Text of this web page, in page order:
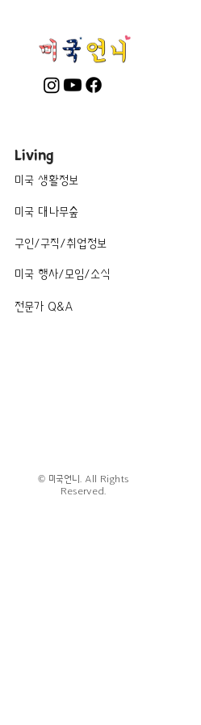
Living
미국 생활정보
미국 대나무숲
구인/구직/취업정보
미국 행사/모임/소식
전문가 Q&A
© 미국언니. All Rights
Reserved.